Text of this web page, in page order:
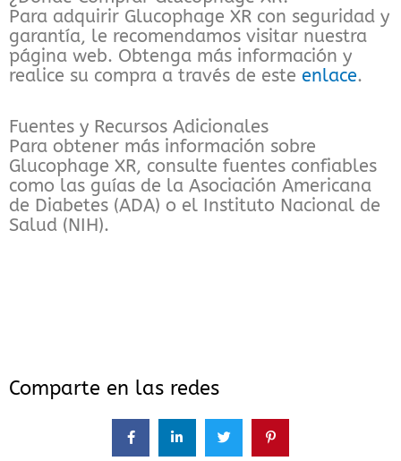
Para adquirir Glucophage XR con seguridad y
garantía, le recomendamos visitar nuestra
página web. Obtenga más información y
realice su compra a través de este enlace.
Fuentes y Recursos Adicionales
Para obtener más información sobre
Glucophage XR, consulte fuentes confiables
como las guías de la Asociación Americana
de Diabetes (ADA) o el Instituto Nacional de
Salud (NIH).
Comparte en las redes